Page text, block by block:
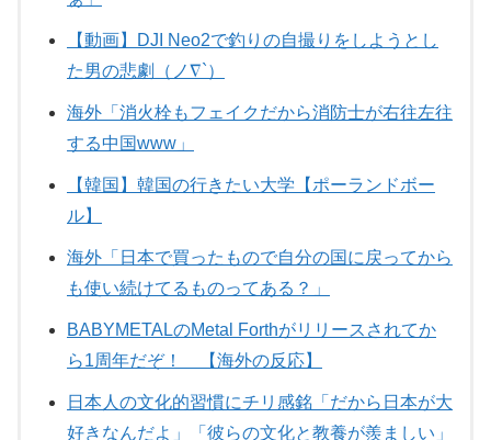
【動画】DJI Neo2で釣りの自撮りをしようとし
た男の悲劇（ノ∇`）
海外「消火栓もフェイクだから消防士が右往左往
する中国www」
【韓国】韓国の行きたい大学【ポーランドボー
ル】
海外「日本で買ったもので自分の国に戻ってから
も使い続けてるものってある？」
BABYMETALのMetal Forthがリリースされてか
ら1周年だぞ！ 【海外の反応】
日本人の文化的習慣にチリ感銘「だから日本が大
好きなんだよ」「彼らの文化と教養が羨ましい」